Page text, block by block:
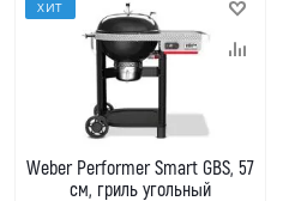
ХИТ
Weber Performer Smart GBS, 57
см, гриль угольный